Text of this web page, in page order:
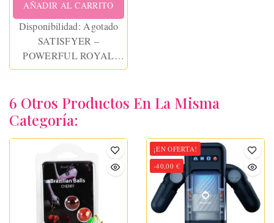
AÑADIR AL CARRITO
Disponibilidad: Agotado
SATISFYER –
POWERFUL ROYAL
ONE RING VIBRATOR
6 Otros Productos En La Misma
Categoría:
¡EN OFERTA!
-40,00 €